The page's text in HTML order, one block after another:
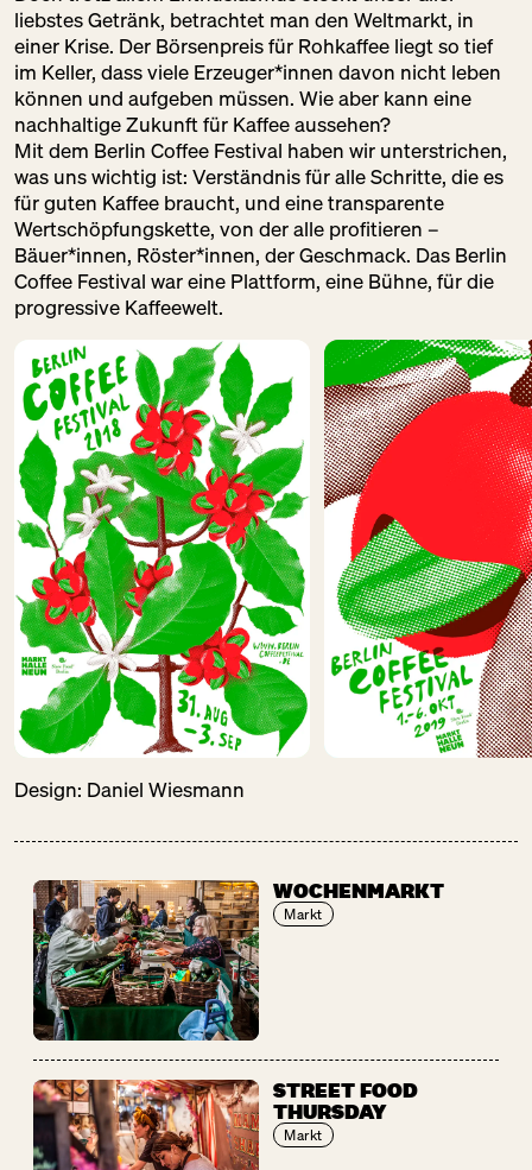
liebstes Getränk, betrachtet man den Weltmarkt, in
einer Krise. Der Börsenpreis für Rohkaffee liegt so tief
im Keller, dass viele Erzeuger*innen davon nicht leben
können und aufgeben müssen. Wie aber kann eine
nachhaltige Zukunft für Kaffee aussehen?
Mit dem Berlin Coffee Festival haben wir unterstrichen,
was uns wichtig ist: Verständnis für alle Schritte, die es
für guten Kaffee braucht, und eine transparente
Wertschöpfungskette, von der alle profitieren –
Bäuer*innen, Röster*innen, der Geschmack. Das Berlin
Coffee Festival war eine Plattform, eine Bühne, für die
progressive Kaffeewelt.
Design: Daniel Wiesmann
WOCHENMARKT
Markt
STREET FOOD
THURSDAY
Markt